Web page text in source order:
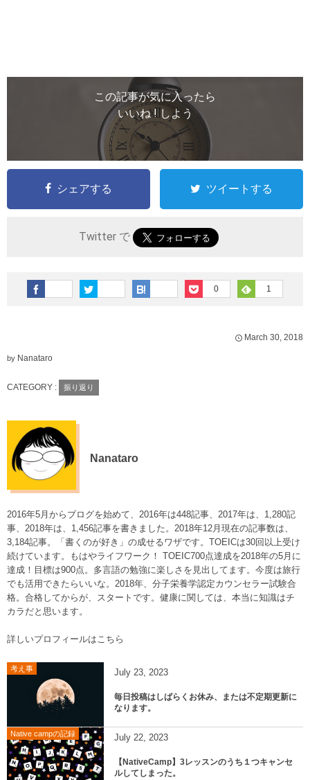
この記事が気に入ったら
いいね ! しよう
シェアする ツイートする
Twitter で
0 1
March 30, 2018
by Nanataro
CATEGORY : 振り返り
Nanataro
2016年5月からブログを始めて、2016年は448記事、2017年は、1,280記
事、2018年は、1,456記事を書きました。2018年12月現在の記事数は、
3,184記事。「書くのが好き」の成せるワザです。TOEICは30回以上受け
続けています。もはやライフワーク！ TOEIC700点達成を2018年の5月に
達成！目標は900点。多言語の勉強に楽しさを見出してます。今度は旅行
でも活用できたらいいな。2018年、分子栄養学認定カウンセラー試験合
格。合格してからが、スタートです。健康に関しては、本当に知識はチ
カラだと思います。
詳しいプロフィールはこちら
考え事 July 23, 2023
毎日投稿はしばらくお休み、または不定期更新に
なります。
Native campの記録 July 22, 2023
【NativeCamp】3レッスンのうち１つキャンセ
ルしてしまった。